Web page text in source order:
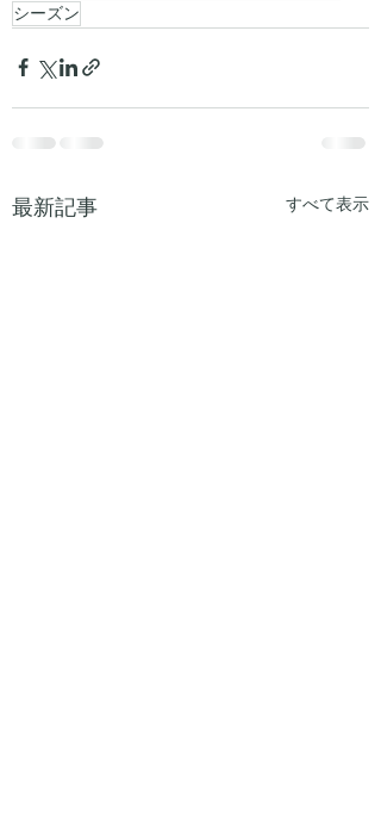
シーズン
最新記事 すべて表示